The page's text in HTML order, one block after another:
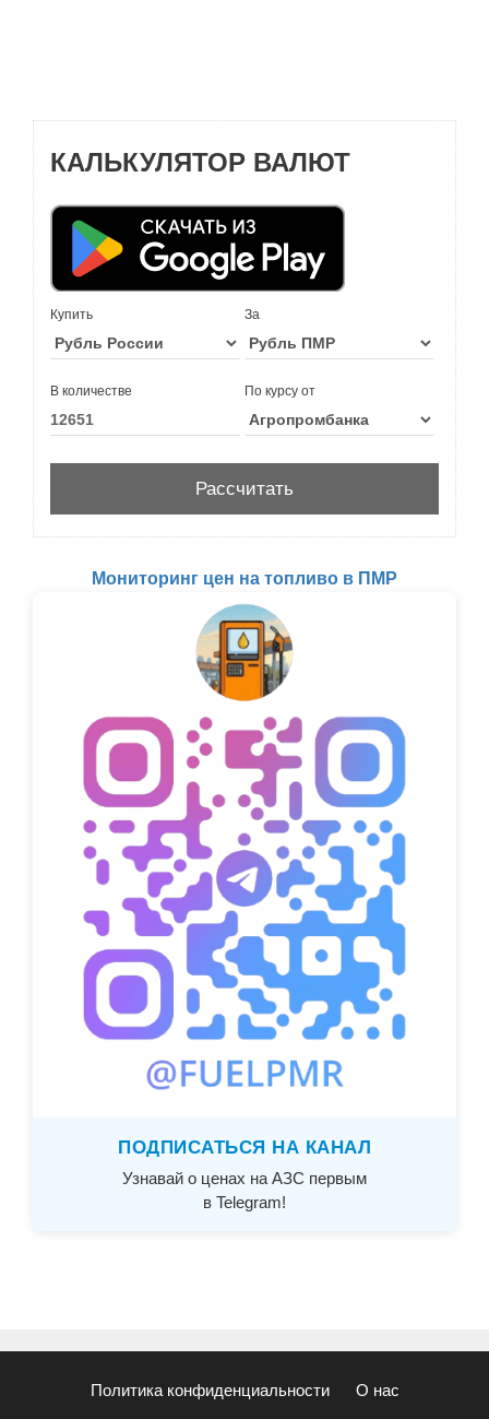
КАЛЬКУЛЯТОР ВАЛЮТ
Купить За
В количестве По курсу от
Мониторинг цен на топливо в ПМР
ПОДПИСАТЬСЯ НА КАНАЛ
Узнавай о ценах на АЗС первым
в Telegram!
Политика конфиденциальности О нас